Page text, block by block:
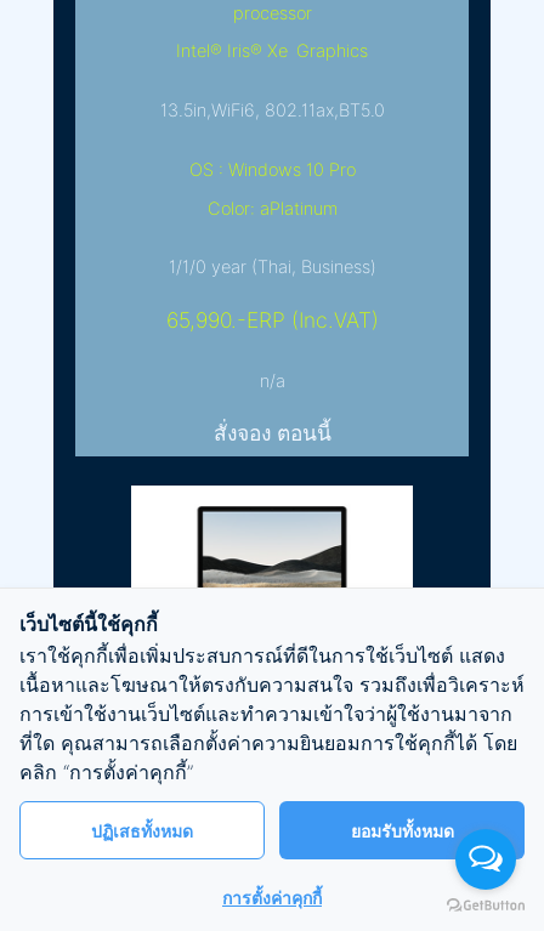
processor
Intel® Iris® Xe Graphics
13.5in,WiFi6, 802.11ax,BT5.0
OS : Windows 10 Pro
Color: aPlatinum
1/1/0 year (Thai, Business)
65,990.-ERP (Inc.VAT)
n/a
สั่งจอง ตอนนี้
SURFACE LAPTOP 4 (EDUCATION)
#5F1-00021
SSD : 512 GB , 16 GB RAM
Quad Core 11th Intel® Core™ i7-1185G7
Intel® Iris® Xe Graphics
เว็บไซต์นี้ใช้คุกกี้
เราใช้คุกกี้เพื่อเพิ่มประสบการณ์ที่ดีในการใช้เว็บไซต์ แสดง
เนื้อหาและโฆษณาให้ตรงกับความสนใจ รวมถึงเพื่อวิเคราะห์
การเข้าใช้งานเว็บไซต์และทำความเข้าใจว่าผู้ใช้งานมาจาก
ที่ใด คุณสามารถเลือกตั้งค่าความยินยอมการใช้คุกกี้ได้ โดย
คลิก “การตั้งค่าคุกกี้”
ปฏิเสธทั้งหมด ยอมรับทั้งหมด
การตั้งค่าคุกกี้